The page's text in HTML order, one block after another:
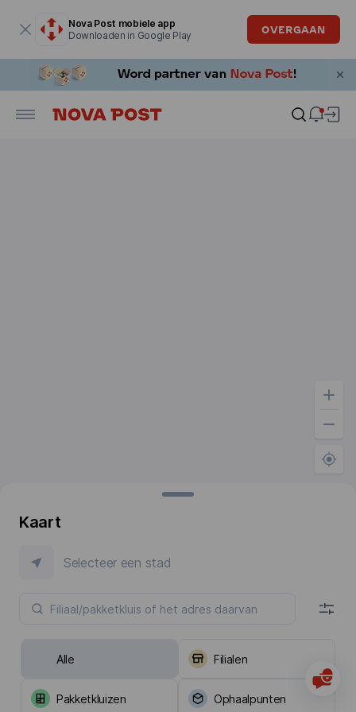
Nova Post mobiele app
Downloaden in Google Play
OVERGAAN
Kaart
Selecteer een stad
Alle Filialen
Pakketkluizen Ophaalpunten